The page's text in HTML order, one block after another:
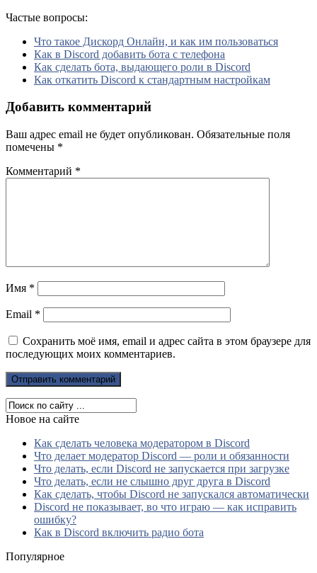
Частые вопросы:
Что такое Дискорд Онлайн, и как им пользоваться
Как в Discord добавить бота с телефона
Как сделать бота, выдающего роли в Discord
Как откатить Discord к стандартным настройкам
Добавить комментарий
Ваш адрес email не будет опубликован. Обязательные поля
помечены *
Комментарий *
Имя *
Email *
Сохранить моё имя, email и адрес сайта в этом браузере для
последующих моих комментариев.
Новое на сайте
Как сделать человека модератором в Discord
Что делает модератор Discord — роли и обязанности
Что делать, если Discord не запускается при загрузке
Что делать, если не слышно друг друга в Discord
Как сделать, чтобы Discord не запускался автоматически
Discord не показывает, во что играю — как исправить
ошибку?
Как в Discord включить радио бота
Популярное